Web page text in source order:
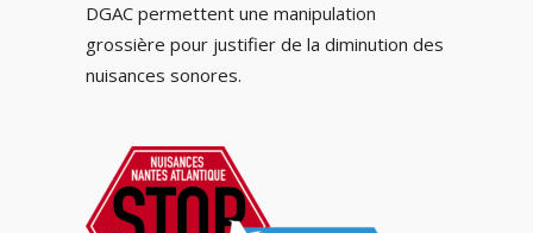
DGAC permettent une manipulation
grossière pour justifier de la diminution des
nuisances sonores.